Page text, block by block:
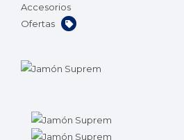
Accesorios
Ofertas